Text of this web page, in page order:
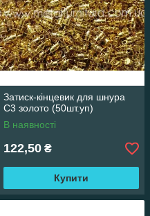
Затиск-кінцевик для шнура
С3 золото (50шт.уп)
В наявності
122,50 ₴
Купити